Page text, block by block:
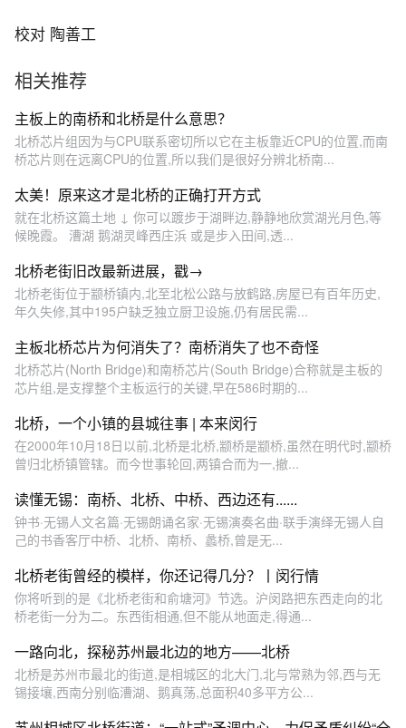
校对 陶善工
相关推荐
主板上的南桥和北桥是什么意思？
北桥芯片组因为与CPU联系密切所以它在主板靠近CPU的位置,而南
桥芯片则在远离CPU的位置,所以我们是很好分辨北桥南...
太美！原来这才是北桥的正确打开方式
就在北桥这篇土地 ↓ 你可以踱步于湖畔边,静静地欣赏湖光月色,等
候晚霞。 漕湖 鹅湖灵峰西庄浜 或是步入田间,透...
北桥老街旧改最新进展，戳→
北桥老街位于颛桥镇内,北至北松公路与放鹤路,房屋已有百年历史,
年久失修,其中195户缺乏独立厨卫设施,仍有居民需...
主板北桥芯片为何消失了？南桥消失了也不奇怪
北桥芯片(North Bridge)和南桥芯片(South Bridge)合称就是主板的
芯片组,是支撑整个主板运行的关键,早在586时期的...
北桥，一个小镇的县城往事 | 本来闵行
在2000年10月18日以前,北桥是北桥,颛桥是颛桥,虽然在明代时,颛桥
曾归北桥镇管辖。而今世事轮回,两镇合而为一,撤...
读懂无锡：南桥、北桥、中桥、西边还有......
钟书·无锡人文名篇·无锡朗诵名家·无锡演奏名曲·联手演绎无锡人自
己的书香客厅中桥、北桥、南桥、蠡桥,曾是无...
北桥老街曾经的模样，你还记得几分？丨闵行情
你将听到的是《北桥老街和俞塘河》节选。沪闵路把东西走向的北
桥老街一分为二。东西街相通,但不能从地面走,得通...
一路向北，探秘苏州最北边的地方——北桥
北桥是苏州市最北的街道,是相城区的北大门,北与常熟为邻,西与无
锡接壤,西南分别临漕湖、鹅真荡,总面积40多平方公...